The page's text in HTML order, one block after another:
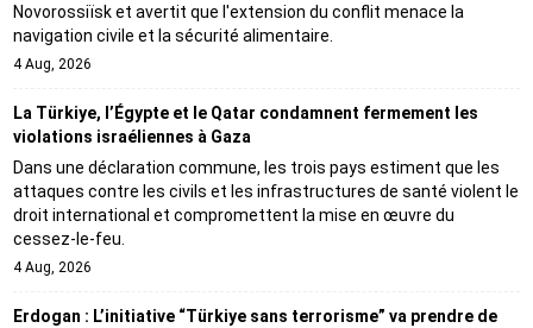
Novorossiïsk et avertit que l'extension du conflit menace la
navigation civile et la sécurité alimentaire.
4 Aug, 2026
La Türkiye, l’Égypte et le Qatar condamnent fermement les
violations israéliennes à Gaza
Dans une déclaration commune, les trois pays estiment que les
attaques contre les civils et les infrastructures de santé violent le
droit international et compromettent la mise en œuvre du
cessez-le-feu.
4 Aug, 2026
Erdogan : L’initiative “Türkiye sans terrorisme” va prendre de